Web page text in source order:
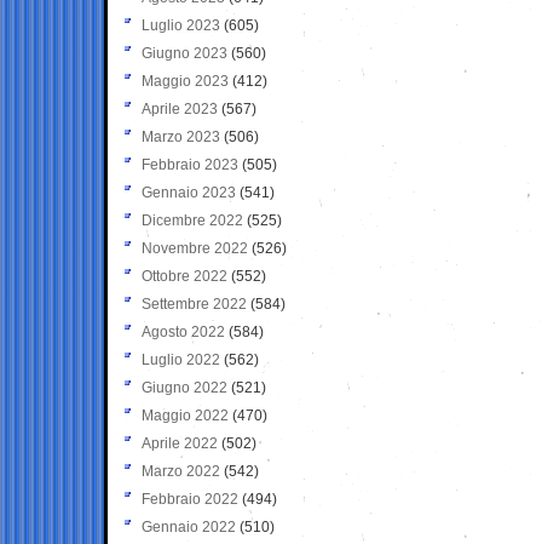
Luglio 2023 (605)
Giugno 2023 (560)
Maggio 2023 (412)
Aprile 2023 (567)
Marzo 2023 (506)
Febbraio 2023 (505)
Gennaio 2023 (541)
Dicembre 2022 (525)
Novembre 2022 (526)
Ottobre 2022 (552)
Settembre 2022 (584)
Agosto 2022 (584)
Luglio 2022 (562)
Giugno 2022 (521)
Maggio 2022 (470)
Aprile 2022 (502)
Marzo 2022 (542)
Febbraio 2022 (494)
Gennaio 2022 (510)